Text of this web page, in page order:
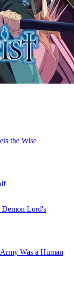
Was a Human